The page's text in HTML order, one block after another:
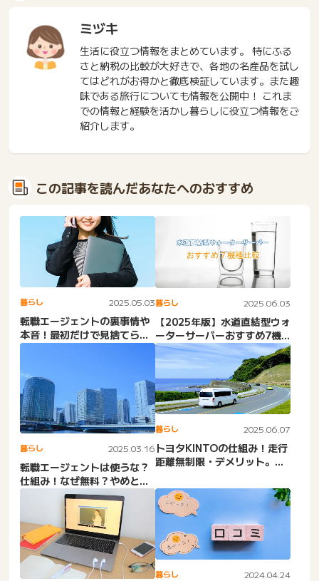
ミヅキ
生活に役立つ情報をまとめています。 特にふる
さと納税の比較が大好きで、各地の名産品を試し
てはどれがお得かと徹底検証しています。また趣
味である旅行についても情報を公開中！ これま
での情報と経験を活かし暮らしに役立つ情報をご
紹介します。
この記事を読んだあなたへのおすすめ
暮らし 2025.05.03
転職エージェントの裏事情や
本音！最初だけで見捨てられ
る・相手にされない・最初
暮らし 2025.06.03
【2025年版】水道直結型ウォ
ーターサーバーおすすめ7機
種比較
暮らし 2025.03.16
転職エージェントは使うな？
仕組み！なぜ無料？やめと
け・むかつく・ひどいと言わ
暮らし 2025.06.07
トヨタKINTOの仕組み！走行
距離無制限・デメリット。超
暮らし 2024.04.24